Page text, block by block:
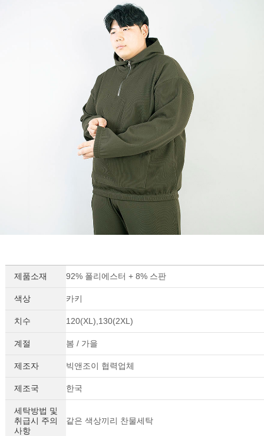
제품소재 92% 폴리에스터 + 8% 스판
색상 카키
치수 120(XL),130(2XL)
계절 봄 / 가을
제조자 빅앤조이 협력업체
제조국 한국
세탁방법 및
취급시 주의
사항
같은 색상끼리 찬물세탁